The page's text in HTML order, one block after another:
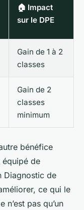
🏠 Impact
sur le DPE
Gain de 1 à 2
classes
Gain de 2
classes
minimum
bénéfice
équipé de
Diagnostic de
ce qui le
pas qu’un